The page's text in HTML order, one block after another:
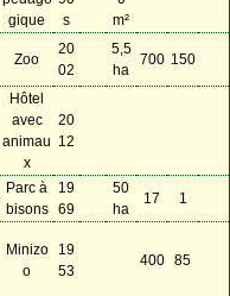
gique
s
m²
Zoo
20
02
5,5
ha
700 150
Hôtel
avec
animau
x
20
12
Parc à
bisons
19
69
50
ha
17 1
Minizo
o
19
53
400 85